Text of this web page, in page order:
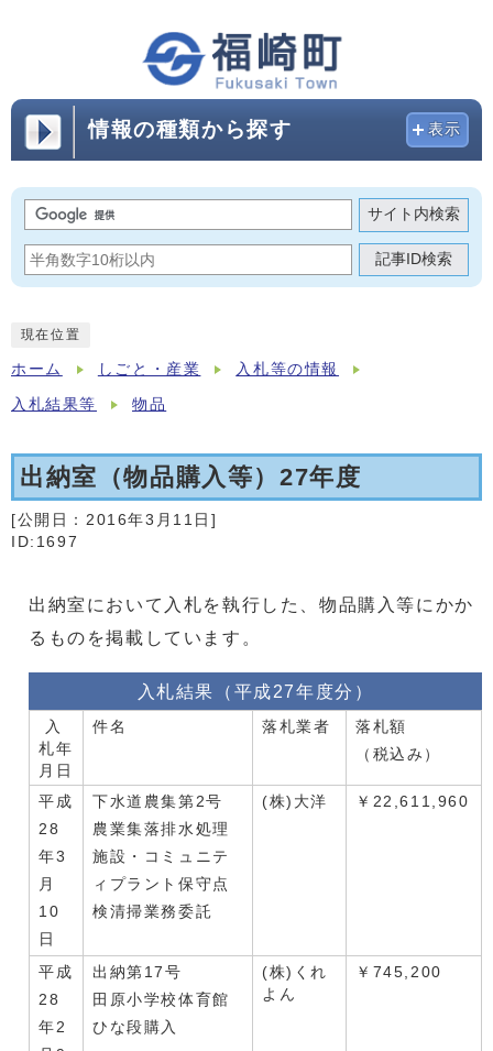
情報の種類から探す 表示
サイト内検索
記事ID検索
現在位置
ホーム しごと・産業 入札等の情報
入札結果等 物品
出納室（物品購入等）27年度
[公開日： 2016年3月11日 ]
ID:1697
出納室において入札を執行した、物品購入等にかか
るものを掲載しています。
入札結果（平成27年度分）
入
札年
月日
件名 落札業者
落札額
（税込み）
平成
28
年3
月
10
日
下水道農集第2号
農業集落排水処理
施設・コミュニテ
ィプラント保守点
検清掃業務委託
(株)大洋 ￥22,611,960
平成
28
年2
出納第17号
田原小学校体育館
ひな段購入
(株)くれ
よん
￥745,200